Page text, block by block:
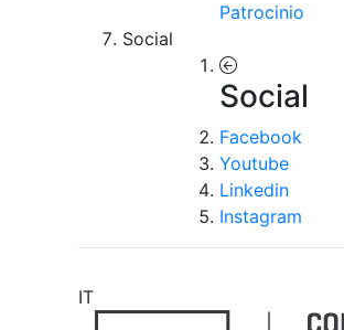
Patrocinio
Social
Social
Facebook
Youtube
Linkedin
Instagram
IT